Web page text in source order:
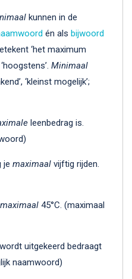
kunnen in de
én als bijwoord
‘het maximum
Minimaal
‘kleinst mogelijk’;
leenbedrag is.
je maximaal vijftig rijden.
maximaal 45°C. (maximaal
uitgekeerd bedraagt
naamwoord)